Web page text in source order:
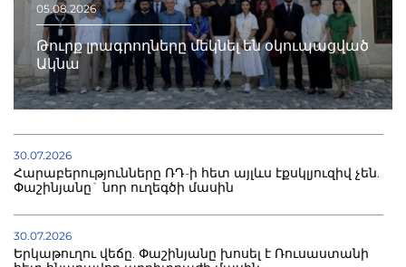
05.08.2026
Թուրք լրագրողները մեկնել են օկուպացված
Ակնա
30.07.2026
Հարաբերությունները ՌԴ-ի հետ այլևս էքսկլյուզիվ չեն.
Փաշինյանը` նոր ուղեգծի մասին
30.07.2026
Երկաթուղու վեճը. Փաշինյանը խոսել է Ռուսաստանի